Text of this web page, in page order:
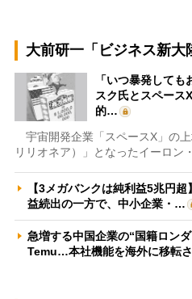
大前研一「ビジネス新大
「いつ暴発して
スク氏とスペース
的…
宇宙開発企業「スペースX」の
リリオネア）」となったイーロン
【3メガバンクは純利益5兆円
益続出の一方で、中小企業・…
急増する中国企業の“国籍ロン
Temu…本社機能を海外に移転